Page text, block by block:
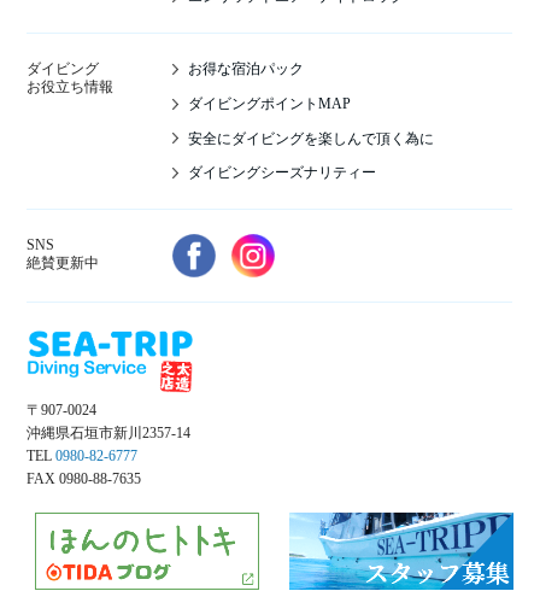
ダイビング
お役立ち情報
お得な宿泊パック
ダイビングポイントMAP
安全にダイビングを楽しんで頂く為に
ダイビングシーズナリティー
SNS
絶賛更新中
〒907-0024
沖縄県石垣市新川2357-14
TEL 0980-82-6777
FAX 0980-88-7635